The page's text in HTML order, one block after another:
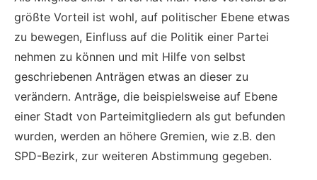
größte Vorteil ist wohl, auf politischer Ebene etwas
zu bewegen, Einfluss auf die Politik einer Partei
nehmen zu können und mit Hilfe von selbst
geschriebenen Anträgen etwas an dieser zu
verändern. Anträge, die beispielsweise auf Ebene
einer Stadt von Parteimitgliedern als gut befunden
wurden, werden an höhere Gremien, wie z.B. den
SPD-Bezirk, zur weiteren Abstimmung gegeben.